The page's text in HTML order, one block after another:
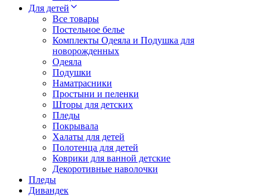
Для детей
Все товары
Постельное белье
Комплекты Одеяла и Подушка для
новорожденных
Одеяла
Подушки
Наматрасники
Простыни и пеленки
Шторы для детских
Пледы
Покрывала
Халаты для детей
Полотенца для детей
Коврики для ванной детские
Декоротивные наволочки
Пледы
Дивандек